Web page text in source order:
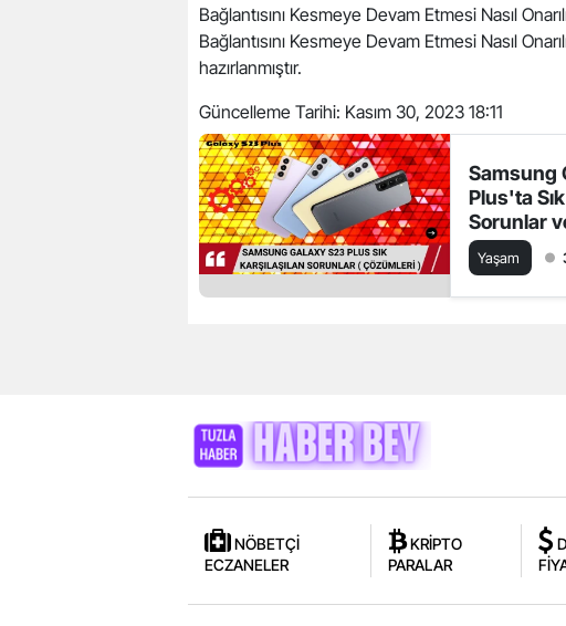
Bağlantısını Kesmeye Devam Etmesi Nasıl
Bağlantısını Kesmeye Devam Etmesi Nasıl
hazırlanmıştır.
Güncelleme Tarihi: Kasım 30, 2023 18:11
Samsung
Plus'ta
Sorunlar
Yaşam
NÖBETÇİ
ECZANELER
KRİPTO
PARALAR